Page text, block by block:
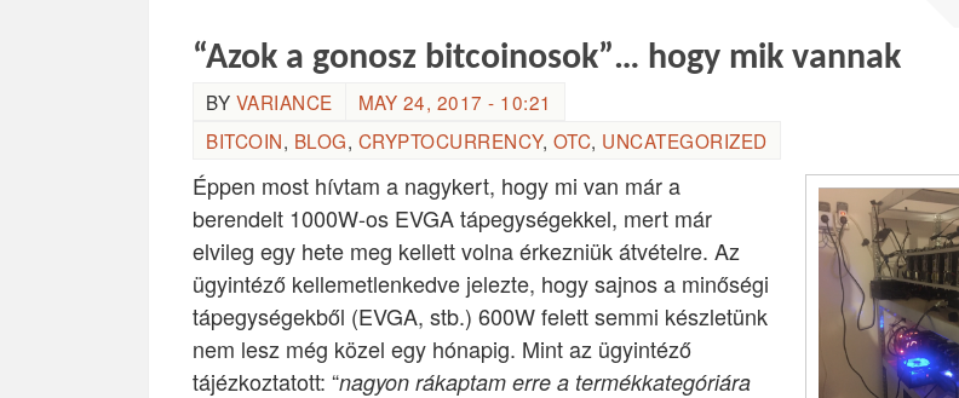
“Azok a gonosz bitcoinosok”… hogy mik vannak
BY VARIANCE
MAY 24, 2017 - 10:21
BITCOIN, BLOG, CRYPTOCURRENCY, OTC, UNCATEGORIZED
Éppen most hívtam a nagykert, hogy mi van már a
berendelt 1000W-os EVGA tápegységekkel, mert már
elvileg egy hete meg kellett volna érkezniük átvételre. Az
ügyintéző kellemetlenkedve jelezte, hogy sajnos a minőségi
tápegységekből (EVGA, stb.) 600W felett semmi készletünk
nem lesz még közel egy hónapig. Mint az ügyintéző
tájézkoztatott: “nagyon rákaptam erre a termékkategóriára